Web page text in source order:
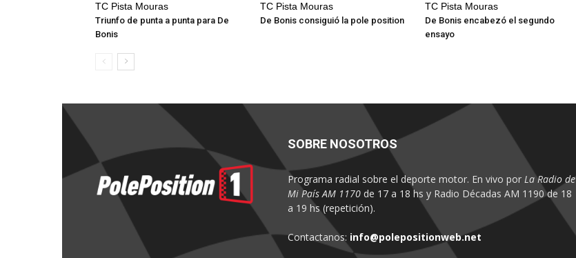
TC Pista Mouras
Triunfo de punta a punta para De
Bonis
TC Pista Mouras
De Bonis consiguió la pole position
TC Pista Mouras
De Bonis encabezó el segundo
ensayo
SOBRE NOSOTROS
Programa radial sobre el deporte motor. En vivo por La Radio de
Mi País AM 1170 de 17 a 18 hs y Radio Décadas AM 1190 de 18
a 19 hs (repetición).
Contactanos: info@polepositionweb.net